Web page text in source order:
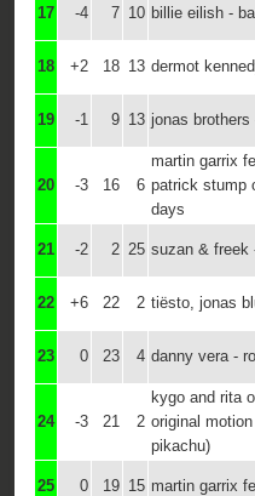
17 -4 7 10 billie eilish -
18 +2 18 13 dermot
19 -1 9 13 jonas
20 -3 16 6
martin garrix
patrick stump
days
21 -2 2 25 suzan & freek
22 +6 22 2 tiësto, jonas
23 0 23 4 danny vera -
24 -3 21 2
kygo and rita
original
pikachu)
25 0 19 15 martin garrix